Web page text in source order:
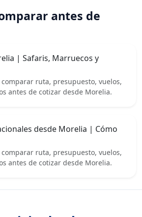
antes de
| Safaris, Marruecos y
ruta, presupuesto, vuelos,
antes de cotizar desde Morelia.
desde Morelia | Cómo
ruta, presupuesto, vuelos,
antes de cotizar desde Morelia.